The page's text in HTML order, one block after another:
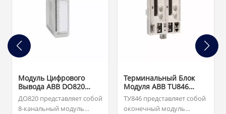
Модуль Цифрового
Вывода ABB DO820
3BSE008514R1
ДО820 представляет собой
8-канальный модуль
Терминальный Блок
Модуля ABB TU846
3BSE022460R1
ТУ846 представляет собой
оконечный модуль